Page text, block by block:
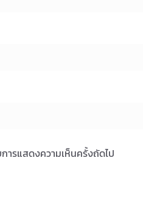
ารแสดงความเห็นครั้งถัดไป